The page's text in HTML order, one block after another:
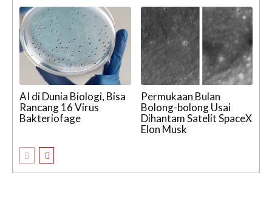
AI di Dunia Biologi, Bisa
Rancang 16 Virus
Bakteriofage
Permukaan Bulan
Bolong-bolong Usai
Dihantam Satelit SpaceX
Elon Musk